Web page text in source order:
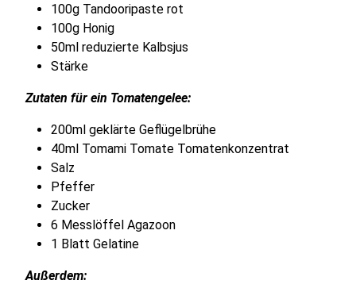
100g Tandooripaste rot
100g Honig
50ml reduzierte Kalbsjus
Stärke
Zutaten für ein Tomatengelee:
200ml geklärte Geflügelbrühe
40ml Tomami Tomate Tomatenkonzentrat
Salz
Pfeffer
Zucker
6 Messlöffel Agazoon
1 Blatt Gelatine
Außerdem: